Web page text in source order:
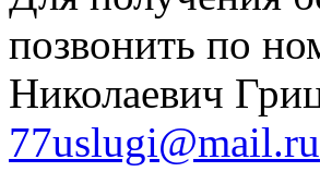
позвонить по
Николаевич
77uslugi@mail.ru